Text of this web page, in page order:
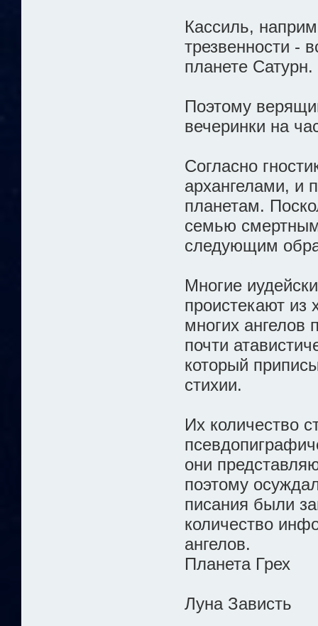
Кассиль,
трезвенности -
планете Сатурн.
Поэтому
вечеринки на
Согласно
архангелами, и
планетам.
семью
следующим
Многие
проистекают из
многих ангелов
почти
который
стихии.
Их количество
они
поэтому
писания были
количество
ангелов.
Планета Грех
Луна Зависть